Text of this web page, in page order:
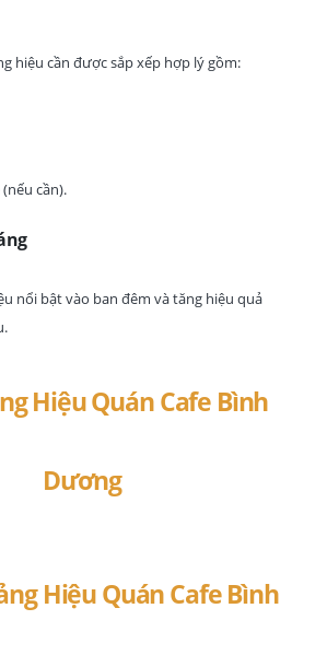
hiệu cần được sắp xếp hợp lý gồm:
cần).
nổi bật vào ban đêm và tăng hiệu quả
Hiệu Quán Cafe Bình